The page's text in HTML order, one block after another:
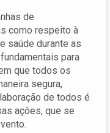
de
como respeito à
saúde durante as
para
que todos os
segura,
de todos é
ações, que se